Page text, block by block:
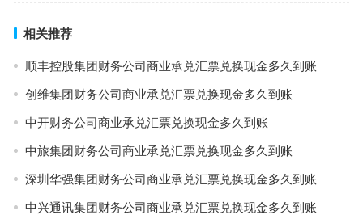
相关推荐
顺丰控股集团财务公司商业承兑汇票兑换现金多久到账
创维集团财务公司商业承兑汇票兑换现金多久到账
中开财务公司商业承兑汇票兑换现金多久到账
中旅集团财务公司商业承兑汇票兑换现金多久到账
深圳华强集团财务公司商业承兑汇票兑换现金多久到账
中兴通讯集团财务公司商业承兑汇票兑换现金多久到账